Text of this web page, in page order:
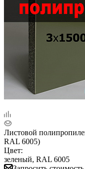
Листовой
RAL 6005)
Цвет:
зеленый, RAL 6005